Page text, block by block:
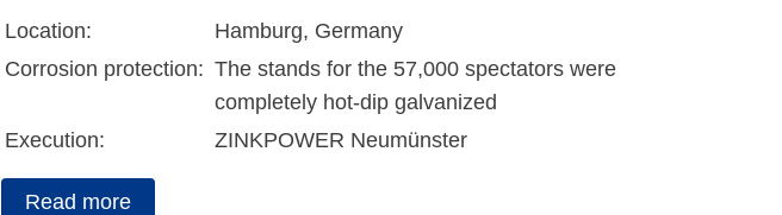
Location:
Hamburg, Germany
Corrosion protection: The stands for the 57,000 spectators were
completely hot-dip galvanized
Execution:
ZINKPOWER Neumünster
Read more